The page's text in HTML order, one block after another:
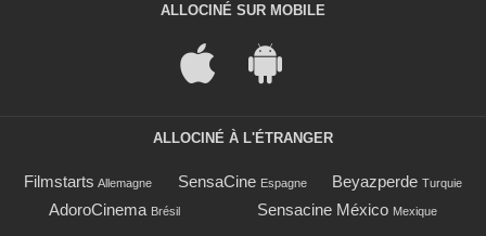
ALLOCINÉ SUR MOBILE
ALLOCINÉ À L'ÉTRANGER
Filmstarts Allemagne SensaCine Espagne Beyazperde Turquie
AdoroCinema Brésil Sensacine México Mexique